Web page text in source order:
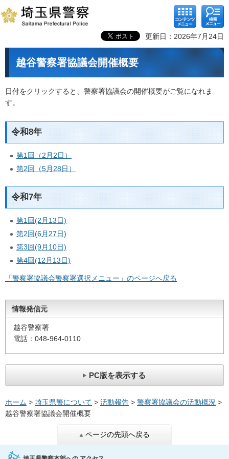
コンテ
ンツメ
ニュー
検索メ
ニュー
更新日：2026年7月24日
越谷警察署協議会開催概要
日付をクリックすると、警察署協議会の開催概要がご覧になれま
す。
令和8年
第1回（2月2日）
第2回（5月28日）
令和7年
第1回(2月13日)
第2回(6月27日)
第3回(9月10日)
第4回(12月13日)
「警察署協議会警察署選択メニュー」のページへ戻る
情報発信元
越谷警察署
電話：048-964-0110
PC版を表示する
ホーム > 埼玉県警について > 活動報告 > 警察署協議会の活動概況 >
越谷警察署協議会開催概要
ページの先頭へ戻る